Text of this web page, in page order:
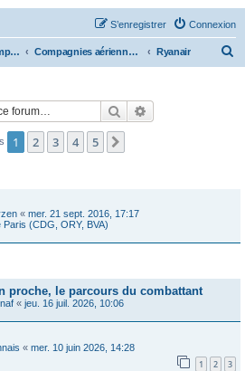
Connexion
S’enregistrer
Forums sur les Compagnies Aériennes Compagnies aériennes d'Europe Ryanair
r
Rechercher
1 2 3 4 5
« mer. 21 sept. 2016, 17:17
(CDG, ORY, BVA)
proche, le parcours du combattant
« jeu. 16 juil. 2026, 10:06
« mer. 10 juin 2026, 14:28
1 2 3